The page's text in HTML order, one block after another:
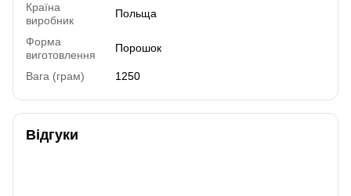
Країна
виробник
Польща
Форма
виготовлення
Порошок
Вага (грам) 1250
Відгуки